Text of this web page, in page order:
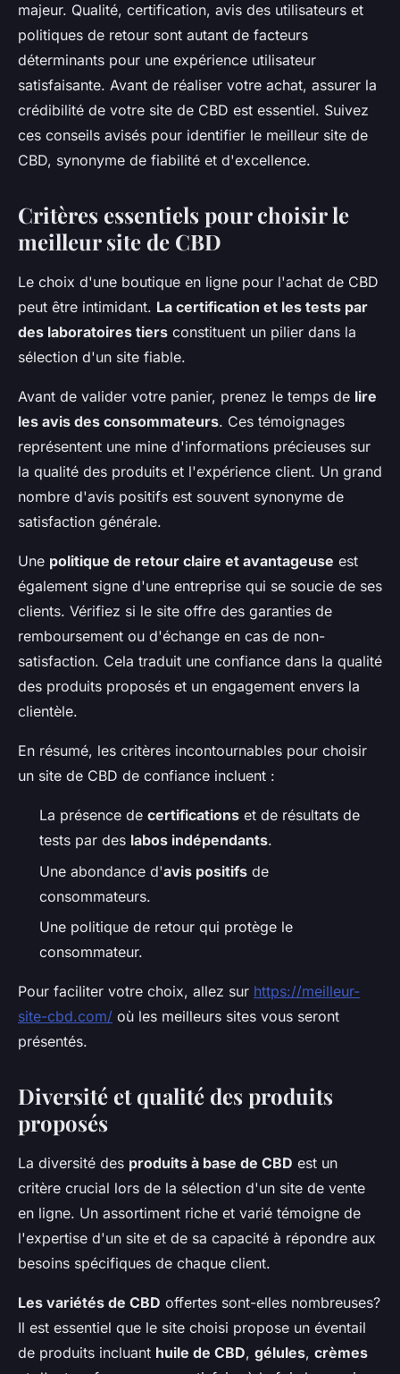
majeur. Qualité, certification, avis des utilisateurs et
politiques de retour sont autant de facteurs
déterminants pour une expérience utilisateur
satisfaisante. Avant de réaliser votre achat, assurer la
crédibilité de votre site de CBD est essentiel. Suivez
ces conseils avisés pour identifier le meilleur site de
CBD, synonyme de fiabilité et d'excellence.
Critères essentiels pour choisir le
meilleur site de CBD
Le choix d'une boutique en ligne pour l'achat de CBD
peut être intimidant. La certification et les tests par
des laboratoires tiers constituent un pilier dans la
sélection d'un site fiable.
Avant de valider votre panier, prenez le temps de lire
les avis des consommateurs. Ces témoignages
représentent une mine d'informations précieuses sur
la qualité des produits et l'expérience client. Un grand
nombre d'avis positifs est souvent synonyme de
satisfaction générale.
Une politique de retour claire et avantageuse est
également signe d'une entreprise qui se soucie de ses
clients. Vérifiez si le site offre des garanties de
remboursement ou d'échange en cas de non-
satisfaction. Cela traduit une confiance dans la qualité
des produits proposés et un engagement envers la
clientèle.
En résumé, les critères incontournables pour choisir
un site de CBD de confiance incluent :
La présence de certifications et de résultats de
tests par des labos indépendants.
Une abondance d'avis positifs de
consommateurs.
Une politique de retour qui protège le
consommateur.
Pour faciliter votre choix, allez sur https://meilleur-
site-cbd.com/ où les meilleurs sites vous seront
présentés.
Diversité et qualité des produits
proposés
La diversité des produits à base de CBD est un
critère crucial lors de la sélection d'un site de vente
en ligne. Un assortiment riche et varié témoigne de
l'expertise d'un site et de sa capacité à répondre aux
besoins spécifiques de chaque client.
Les variétés de CBD offertes sont-elles nombreuses?
Il est essentiel que le site choisi propose un éventail
de produits incluant huile de CBD, gélules, crèmes